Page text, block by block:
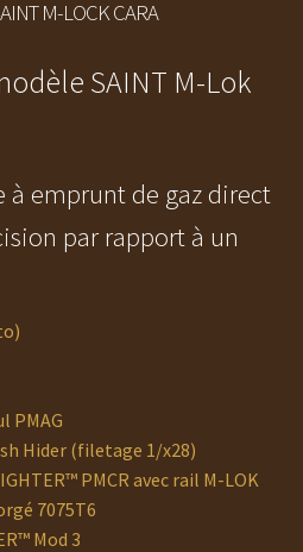
M-LOCK CARA
SAINT M-Lok
emprunt de gaz direct
par rapport à un
PMAG
Hider (filetage 1/x28)
PMCR avec rail M-LOK
7075T6
Mod 3